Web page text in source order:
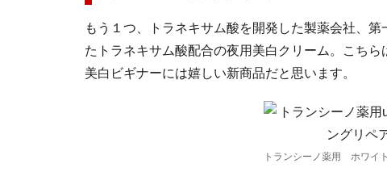
もう１つ、トラネキサム酸を開発した製薬会社、
たトラネキサム酸配合の夜用美白クリーム。こち
美白ビギナーには嬉しい新商品だと思います。
トランシーノ薬用 ホワイ